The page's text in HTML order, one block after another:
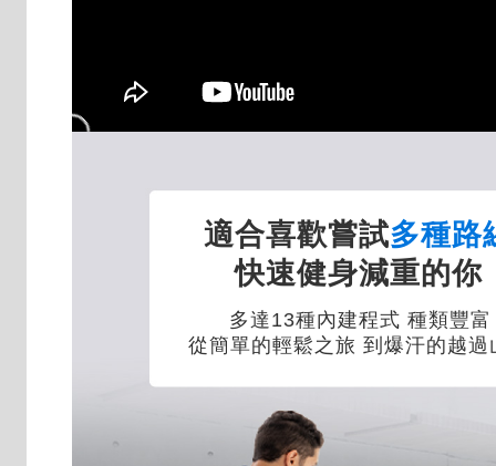
適合喜歡嘗試多種路
快速健身減重的你
多達13種內建程式 種類豐富
從簡單的輕鬆之旅 到爆汗的越過